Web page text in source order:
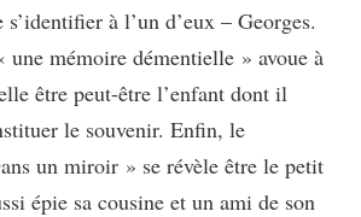
à l’un d’eux – Georges.
une mémoire démentielle » avoue à
être peut-être l’enfant dont il
le souvenir. Enfin, le
un miroir » se révèle être le petit
épie sa cousine et un ami de son